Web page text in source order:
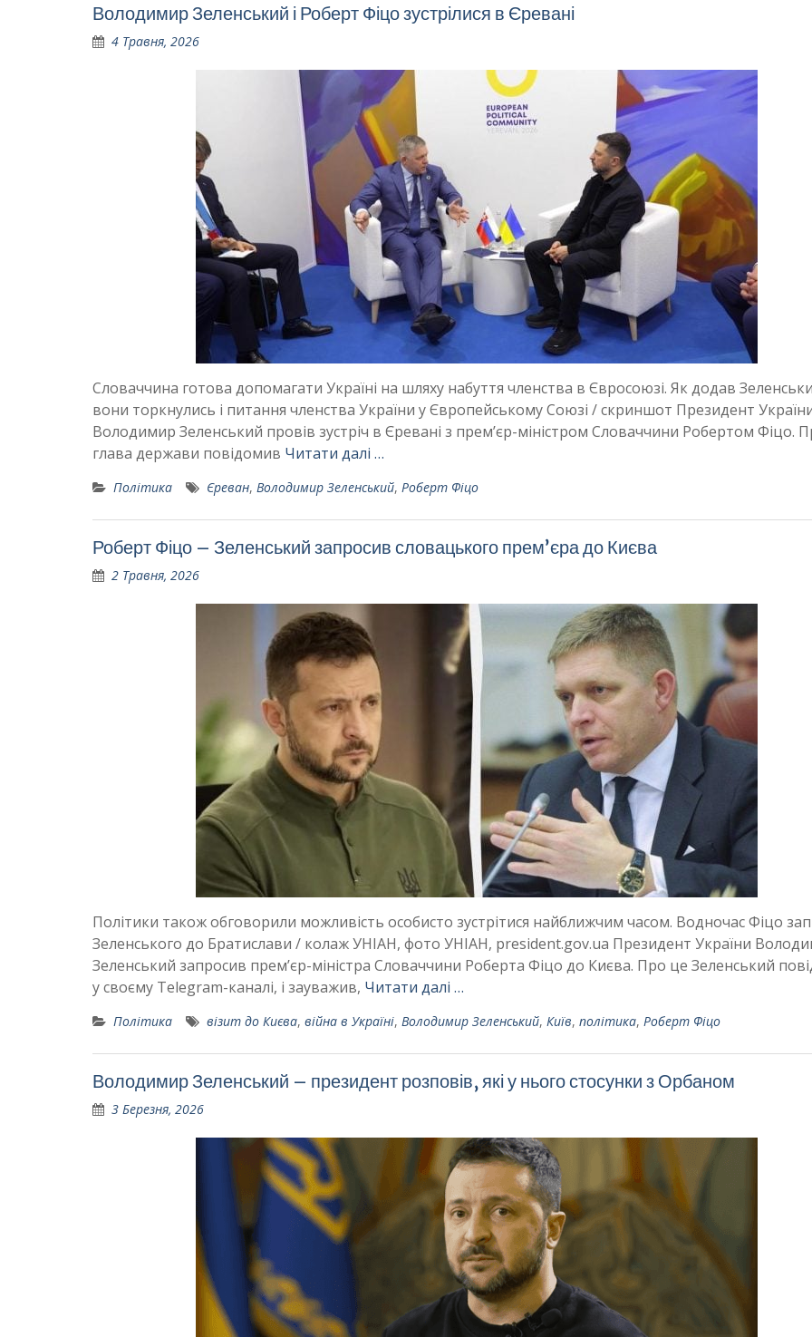
Володимир Зеленський і Роберт Фіцо зустрілися в Єревані
4 Травня, 2026
Словаччина готова допомагати Україні на шляху набуття членства в Євросоюзі. Як додав
вони торкнулись і питання членства України у Європейському Союзі / скриншот Президент
Володимир Зеленський провів зустріч в Єревані з премʼєр-міністром Словаччини Робертом Фіцо.
глава держави повідомив Читати далі …
Політика Єреван, Володимир Зеленський, Роберт Фіцо
Роберт Фіцо – Зеленський запросив словацького премʼєра до Києва
2 Травня, 2026
Політики також обговорили можливість особисто зустрітися найближчим часом. Водночас Фіцо
Зеленського до Братислави / колаж УНІАН, фото УНІАН, president.gov.ua Президент України
Зеленський запросив премʼєр-міністра Словаччини Роберта Фіцо до Києва. Про це Зеленський
у своєму Telegram-каналі, і зауважив, Читати далі …
Політика візит до Києва, війна в Україні, Володимир Зеленський, Київ, політика, Роберт Фіцо
Володимир Зеленський – президент розповів, які у нього стосунки з Орбаном
3 Березня, 2026